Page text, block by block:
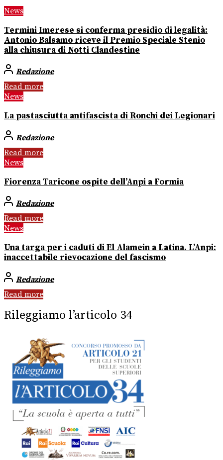
News
Termini Imerese si conferma presidio di legalità:
Antonio Balsamo riceve il Premio Speciale Stenio
alla chiusura di Notti Clandestine
Redazione
Read more
News
La pastasciutta antifascista di Ronchi dei Legionari
Redazione
Read more
News
Fiorenza Taricone ospite dell’Anpi a Formia
Redazione
Read more
News
Una targa per i caduti di El Alamein a Latina. L’Anpi:
inaccettabile rievocazione del fascismo
Redazione
Read more
Rileggiamo l’articolo 34